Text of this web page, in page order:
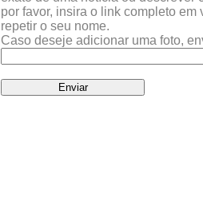
por favor, insira o link completo
repetir o seu nome.
Caso deseje adicionar uma foto,